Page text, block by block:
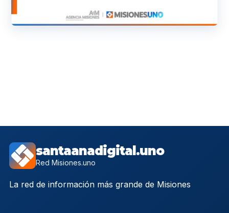
santaanadigital.uno
Red Misiones.uno
La red de información más grande de Misiones